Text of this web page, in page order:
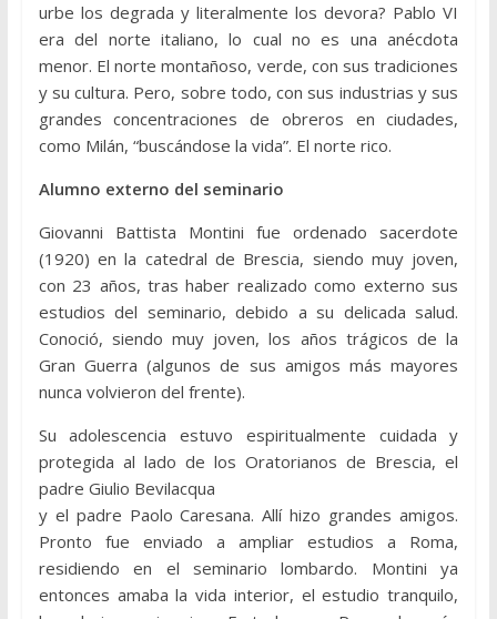
urbe los degrada y literalmente los devora? Pablo VI
era del norte italiano, lo cual no es una anécdota
menor. El norte montañoso, verde, con sus tradiciones
y su cultura. Pero, sobre todo, con sus industrias y sus
grandes concentraciones de obreros en ciudades,
como Milán, “buscándose la vida”. El norte rico.
Alumno externo del seminario
Giovanni Battista Montini fue ordenado sacerdote
(1920) en la catedral de Brescia, siendo muy joven,
con 23 años, tras haber realizado como externo sus
estudios del seminario, debido a su delicada salud.
Conoció, siendo muy joven, los años trágicos de la
Gran Guerra (algunos de sus amigos más mayores
nunca volvieron del frente).
Su adolescencia estuvo espiritualmente cuidada y
protegida al lado de los Oratorianos de Brescia, el
padre Giulio Bevilacqua
y el padre Paolo Caresana. Allí hizo grandes amigos.
Pronto fue enviado a ampliar estudios a Roma,
residiendo en el seminario lombardo. Montini ya
entonces amaba la vida interior, el estudio tranquilo,